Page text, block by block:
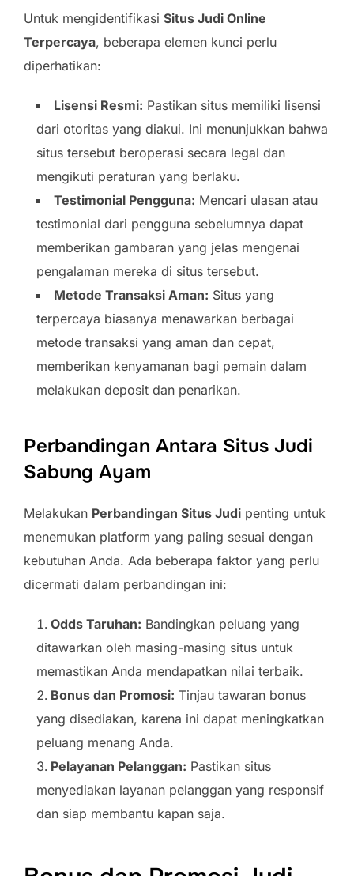
Untuk mengidentifikasi Situs Judi Online
Terpercaya, beberapa elemen kunci perlu
diperhatikan:
Lisensi Resmi: Pastikan situs memiliki lisensi
dari otoritas yang diakui. Ini menunjukkan bahwa
situs tersebut beroperasi secara legal dan
mengikuti peraturan yang berlaku.
Testimonial Pengguna: Mencari ulasan atau
testimonial dari pengguna sebelumnya dapat
memberikan gambaran yang jelas mengenai
pengalaman mereka di situs tersebut.
Metode Transaksi Aman: Situs yang
terpercaya biasanya menawarkan berbagai
metode transaksi yang aman dan cepat,
memberikan kenyamanan bagi pemain dalam
melakukan deposit dan penarikan.
Perbandingan Antara Situs Judi
Sabung Ayam
Melakukan Perbandingan Situs Judi penting untuk
menemukan platform yang paling sesuai dengan
kebutuhan Anda. Ada beberapa faktor yang perlu
dicermati dalam perbandingan ini:
Odds Taruhan: Bandingkan peluang yang
ditawarkan oleh masing-masing situs untuk
memastikan Anda mendapatkan nilai terbaik.
Bonus dan Promosi: Tinjau tawaran bonus
yang disediakan, karena ini dapat meningkatkan
peluang menang Anda.
Pelayanan Pelanggan: Pastikan situs
menyediakan layanan pelanggan yang responsif
dan siap membantu kapan saja.